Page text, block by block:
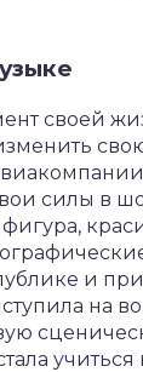
своей
силы в
и
на
учиться